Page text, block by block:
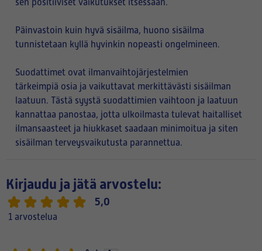
sen positiiviset vaikutukset itsessään.
Päinvastoin kuin hyvä sisäilma, huono sisäilma
tunnistetaan kyllä hyvinkin nopeasti ongelmineen.
Suodattimet ovat ilmanvaihtojärjestelmien
tärkeimpiä osia ja vaikuttavat merkittävästi sisäilman
laatuun. Tästä syystä suodattimien vaihtoon ja laatuun
kannattaa panostaa, jotta ulkoilmasta tulevat haitalliset
ilmansaasteet ja hiukkaset saadaan minimoitua ja siten
sisäilman terveysvaikutusta parannettua.
Kirjaudu ja jätä arvostelu:
5,0
1 arvostelua